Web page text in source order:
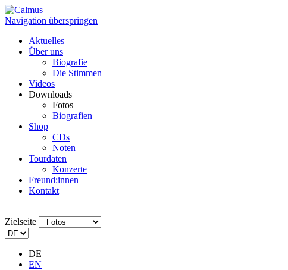
Navigation überspringen
Aktuelles
Über uns
Biografie
Die Stimmen
Videos
Downloads
Fotos
Biografien
Shop
CDs
Noten
Tourdaten
Konzerte
Freund:innen
Kontakt
Zielseite
DE
EN